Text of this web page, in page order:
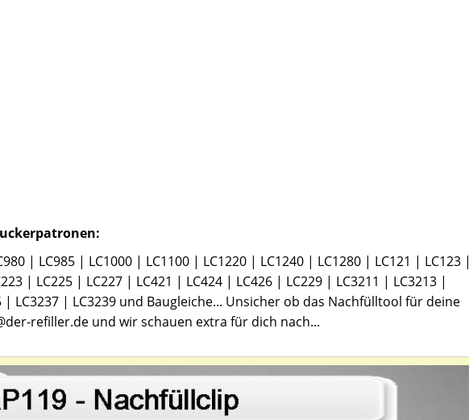
| LC985 | LC1000 | LC1100 | LC1220 | LC1240 | LC1280 | LC121 | LC123 |
| LC225 | LC227 | LC421 | LC424 | LC426 | LC229 | LC3211 | LC3213 |
| LC3237 | LC3239 und Baugleiche... Unsicher ob das Nachfülltool für deine
refiller.de und wir schauen extra für dich nach...